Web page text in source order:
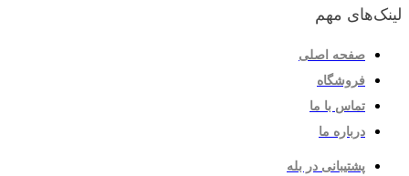
لینک‌های مهم
صفحه اصلی
فروشگاه
تماس با ما
درباره ما
پشتیبانی در بله